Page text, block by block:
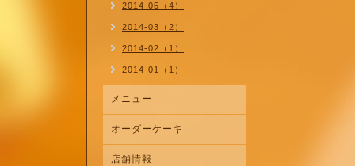
2014-05（4）
2014-03（2）
2014-02（1）
2014-01（1）
メニュー
オーダーケーキ
店舗情報